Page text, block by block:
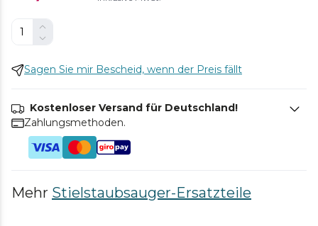
Sagen Sie mir Bescheid, wenn der Preis fällt
Kostenloser Versand für Deutschland!
Zahlungsmethoden.
Mehr Stielstaubsauger-Ersatzteile